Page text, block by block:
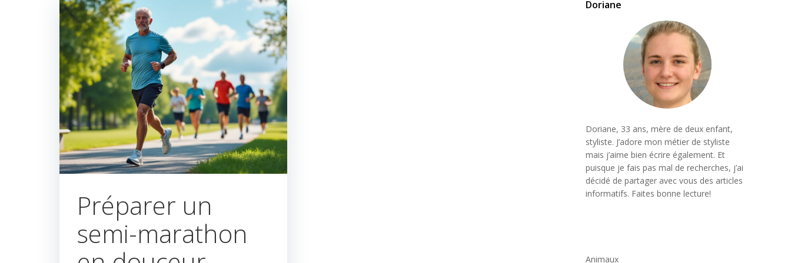
Préparer un
semi-marathon
Doriane
Doriane, 33 ans, mère de deux enfant,
styliste. J’adore mon métier de styliste
mais j’aime bien écrire également. Et
puisque je fais pas mal de recherches, j’ai
décidé de partager avec vous des articles
informatifs. Faites bonne lecture!
Animaux